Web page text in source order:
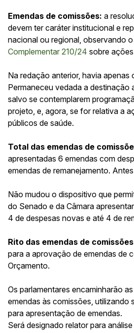
Emendas de comissões: a
devem ter caráter institucional e
nacional ou regional, observando
Complementar 210/24 sobre
Na redação anterior, havia apenas
Permaneceu vedada a destinação
salvo se contemplarem
projeto, e, agora, se for relativa a
públicos de saúde.
Total das emendas de
apresentadas 6 emendas com
emendas de remanejamento.
Não mudou o dispositivo que
do Senado e da Câmara
4 de despesas novas e até 4 de
Rito das emendas de
para a aprovação de emendas de
Orçamento.
Os parlamentares encaminharão
emendas às comissões, utilizando
para apresentação de emendas.
Será designado relator para